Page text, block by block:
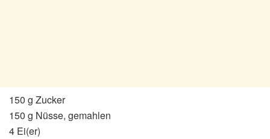
150 g Zucker
150 g Nüsse, gemahlen
4 Ei(er)